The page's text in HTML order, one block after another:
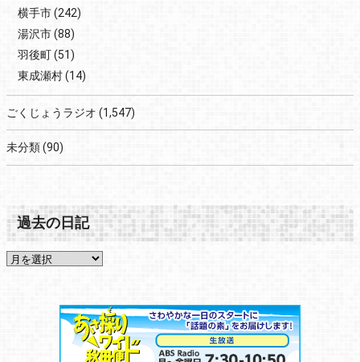
横手市(242)
湯沢市(88)
羽後町(51)
東成瀬村(14)
ごくじょうラジオ (1,547)
未分類(90)
過去の日記